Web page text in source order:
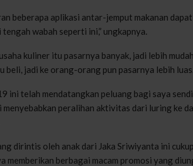
beberapa aplikasi antar-jemput makanan
wabah seperti ini,” ungkapnya.
kuliner itu pasarnya banyak, jadi lebih
beli, jadi ke orang-orang pun pasarnya lebih luas.
ini telah mendatangkan peluang bagi saya
menyebabkan peralihan aktivitas dari luring ke
dirintis oleh anak dari Jaka Sriwiyanta ini
memberikan berbagai macam promosi yang